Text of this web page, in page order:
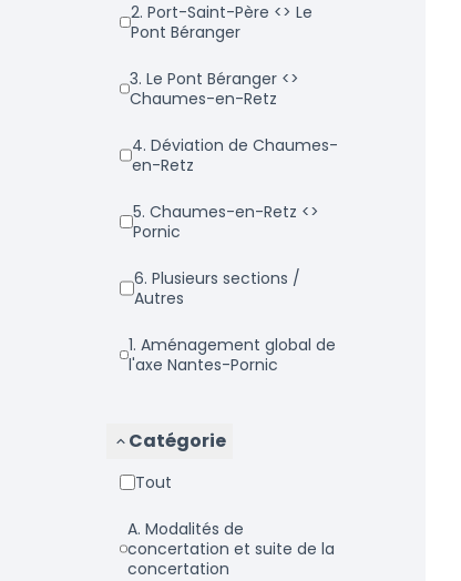
2. Port-Saint-Père <> Le
Pont Béranger
3. Le Pont Béranger <>
Chaumes-en-Retz
4. Déviation de Chaumes-
en-Retz
5. Chaumes-en-Retz <>
Pornic
6. Plusieurs sections /
Autres
1. Aménagement global de
l'axe Nantes-Pornic
Catégorie
Tout
a. Modalités de
concertation et suite de la
concertation